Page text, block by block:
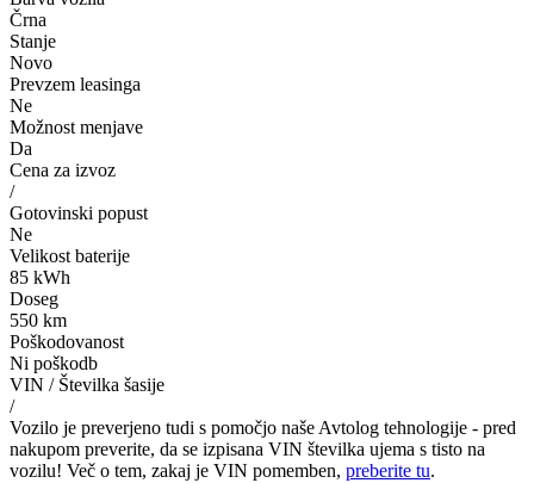
Črna
Stanje
Novo
Prevzem leasinga
Ne
Možnost menjave
Da
Cena za izvoz
/
Gotovinski popust
Ne
Velikost baterije
85 kWh
Doseg
550 km
Poškodovanost
Ni poškodb
VIN / Številka šasije
/
Vozilo je preverjeno tudi s pomočjo naše Avtolog tehnologije - pred
nakupom preverite, da se izpisana VIN številka ujema s tisto na
vozilu! Več o tem, zakaj je VIN pomemben, preberite tu.